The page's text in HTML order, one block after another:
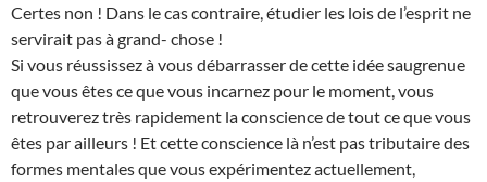
Certes non ! Dans le cas contraire, étudier les lois de l’esprit ne
servirait pas à grand- chose !
Si vous réussissez à vous débarrasser de cette idée saugrenue
que vous êtes ce que vous incarnez pour le moment, vous
retrouverez très rapidement la conscience de tout ce que vous
êtes par ailleurs ! Et cette conscience là n’est pas tributaire des
formes mentales que vous expérimentez actuellement,